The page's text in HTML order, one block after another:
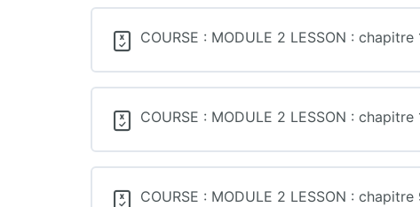
COURSE : MODULE 2 LESSON :
COURSE : MODULE 2 LESSON :
COURSE : MODULE 2 LESSON :